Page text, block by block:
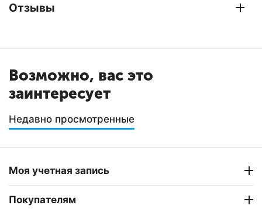
Отзывы
Возможно, вас это
заинтересует
Недавно просмотренные
Моя учетная запись
Покупателям